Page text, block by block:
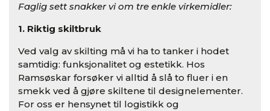
Faglig sett snakker vi om tre enkle virkemidler:
1. Riktig skiltbruk
Ved valg av skilting må vi ha to tanker i hodet
samtidig: funksjonalitet og estetikk. Hos
Ramsøskar forsøker vi alltid å slå to fluer i en
smekk ved å gjøre skiltene til designelementer.
For oss er hensynet til logistikk og